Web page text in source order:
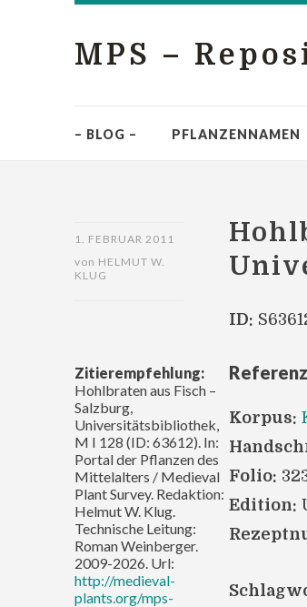
MPS –
– BLOG – PFLANZENNAMEN
1. FEBRUAR 2011
von HELMUT W.
KLUG
ID:
Korpus:
Folio:
Edition:
Zitierempfehlung:
Hohlbraten aus Fisch –
Salzburg,
Universitätsbibliothek,
M I 128 (ID: 63612). In:
Portal der Pflanzen des
Mittelalters / Medieval
Plant Survey. Redaktion:
Helmut W. Klug.
Technische Leitung:
Roman Weinberger.
2009-2026. Url:
http://medieval-
plants.org/mps-